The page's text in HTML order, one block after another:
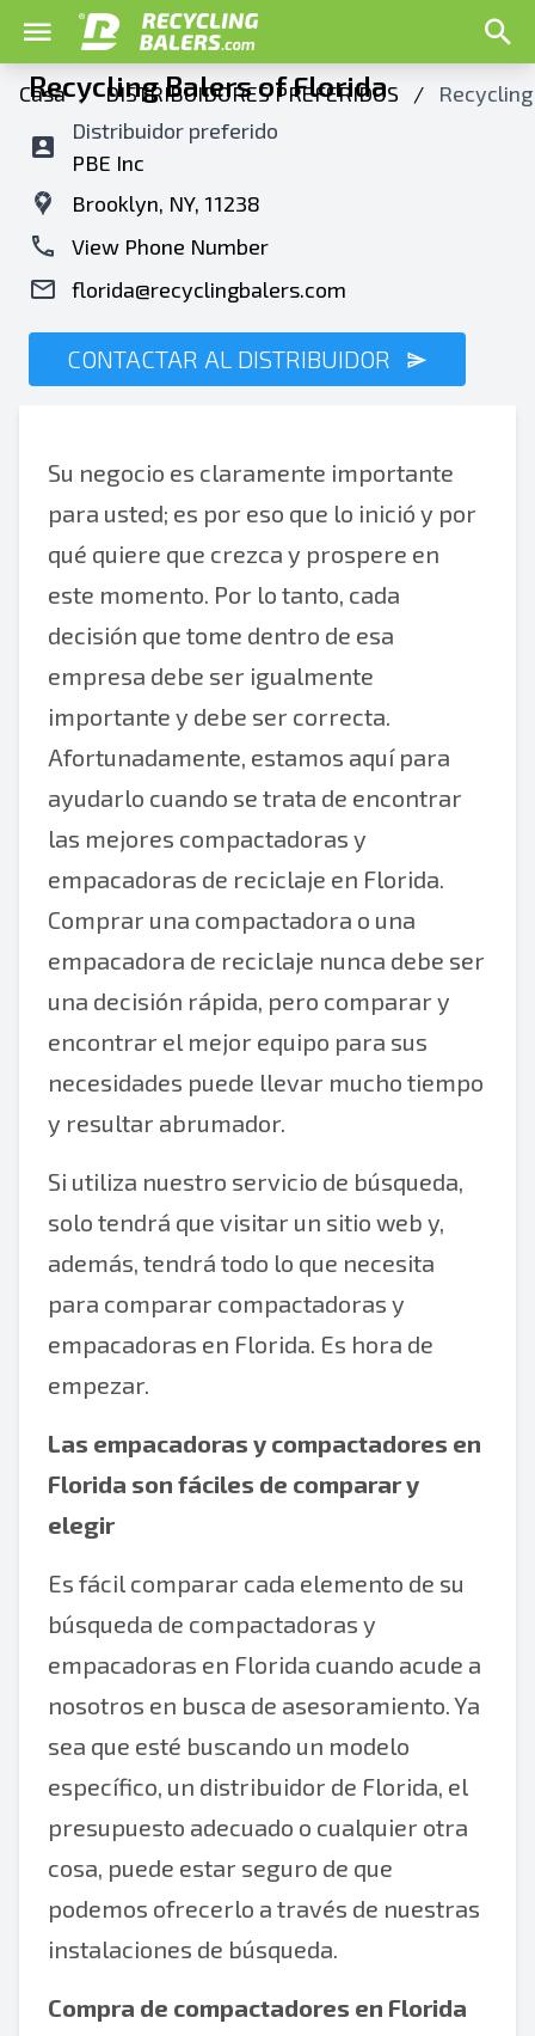
Casa / DISTRIBUIDORES PREFERIDOS /
Recycling Balers of Florida
Distribuidor preferido
PBE Inc
Brooklyn, NY, 11238
View Phone Number
florida@recyclingbalers.com
CONTACTAR AL DISTRIBUIDOR
Su negocio es claramente importante
para usted; es por eso que lo inició y por
qué quiere que crezca y prospere en
este momento. Por lo tanto, cada
decisión que tome dentro de esa
empresa debe ser igualmente
importante y debe ser correcta.
Afortunadamente, estamos aquí para
ayudarlo cuando se trata de encontrar
las mejores compactadoras y
empacadoras de reciclaje en Florida.
Comprar una compactadora o una
empacadora de reciclaje nunca debe ser
una decisión rápida, pero comparar y
encontrar el mejor equipo para sus
necesidades puede llevar mucho tiempo
y resultar abrumador.
Si utiliza nuestro servicio de búsqueda,
solo tendrá que visitar un sitio web y,
además, tendrá todo lo que necesita
para comparar compactadoras y
empacadoras en Florida. Es hora de
empezar.
Las empacadoras y compactadores en
Florida son fáciles de comparar y
elegir
Es fácil comparar cada elemento de su
búsqueda de compactadoras y
empacadoras en Florida cuando acude a
nosotros en busca de asesoramiento. Ya
sea que esté buscando un modelo
específico, un distribuidor de Florida, el
presupuesto adecuado o cualquier otra
cosa, puede estar seguro de que
podemos ofrecerlo a través de nuestras
instalaciones de búsqueda.
Compra de compactadores en Florida